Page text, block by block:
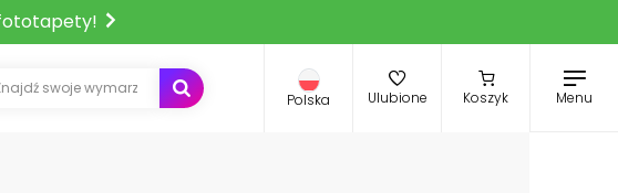
Polska Ulubione Koszyk Menu